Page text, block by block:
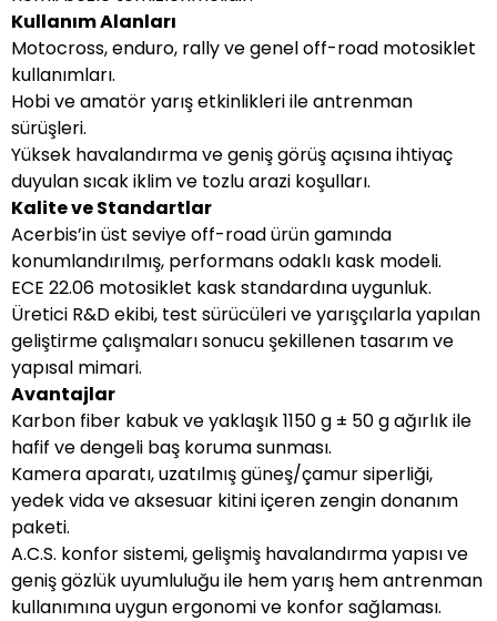
Kullanım Alanları
Motocross, enduro, rally ve genel off-road motosiklet
kullanımları.
Hobi ve amatör yarış etkinlikleri ile antrenman
sürüşleri.
Yüksek havalandırma ve geniş görüş açısına ihtiyaç
duyulan sıcak iklim ve tozlu arazi koşulları.
Kalite ve Standartlar
Acerbis’in üst seviye off-road ürün gamında
konumlandırılmış, performans odaklı kask modeli.
ECE 22.06 motosiklet kask standardına uygunluk.
Üretici R&D ekibi, test sürücüleri ve yarışçılarla yapılan
geliştirme çalışmaları sonucu şekillenen tasarım ve
yapısal mimari.
Avantajlar
Karbon fiber kabuk ve yaklaşık 1150 g ± 50 g ağırlık ile
hafif ve dengeli baş koruma sunması.
Kamera aparatı, uzatılmış güneş/çamur siperliği,
yedek vida ve aksesuar kitini içeren zengin donanım
paketi.
A.C.S. konfor sistemi, gelişmiş havalandırma yapısı ve
geniş gözlük uyumluluğu ile hem yarış hem antrenman
kullanımına uygun ergonomi ve konfor sağlaması.